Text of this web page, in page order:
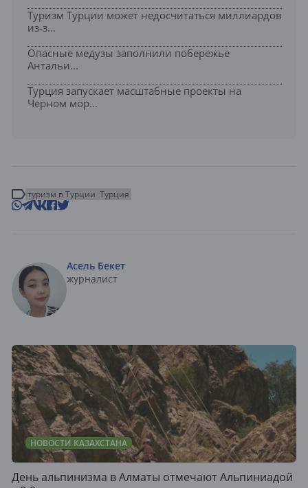
Туризм Турции может недосчитаться миллиардов
из-з...
Опасные медузы заполнили побережье
Антальи...
Турция запускает масштабные проекты на
Черном мор...
туризм в Турции Турция
Асель Бекет
журналист
НОВОСТИ КАЗАХСТАНА
День альпинизма в Алматы отмечают Альпиниадой